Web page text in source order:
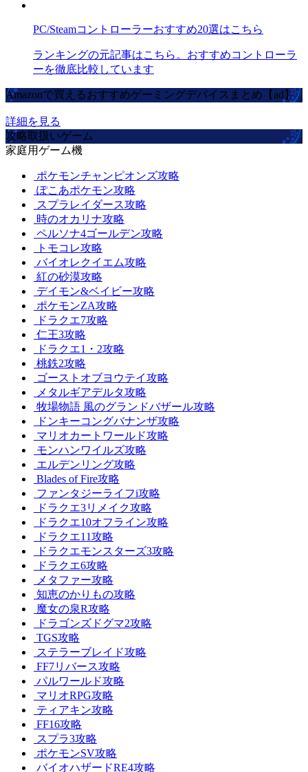
PC/Steamコントローラーおすすめ20選はこちら
ランキングの元記事はこちら。おすすめコントローラ
ーを徹底比較しています
Amazonで買えるおすすめゲーミングデバイスまとめ【ad】
詳細を見る
攻略取扱いゲーム
家庭用ゲーム機
ポケモンチャンピオンズ攻略
ぽこあポケモン攻略
スプラレイダース攻略
時のオカリナ攻略
ペルソナ4ゴールデン攻略
トモコレ攻略
バイオレクイエム攻略
紅の砂漠攻略
デイモン&ベイビー攻略
ポケモンZA攻略
ドラクエ7攻略
仁王3攻略
ドラクエ1・2攻略
桃鉄2攻略
ゴーストオブヨウテイ攻略
メタルギアデルタ攻略
牧場物語 風のグランドバザール攻略
ドンキーコングバナンザ攻略
マリオカートワールド攻略
モンハンワイルズ攻略
エルデンリング攻略
Blades of Fire攻略
ファンタジーライフi攻略
ドラクエ3リメイク攻略
ドラクエ10オフライン攻略
ドラクエ11攻略
ドラクエモンスターズ3攻略
ドラクエ6攻略
メタファー攻略
知恵のかりもの攻略
魔女の泉R攻略
ドラゴンズドグマ2攻略
TGS攻略
ステラーブレイド攻略
FF7リバース攻略
パルワールド攻略
マリオRPG攻略
ティアキン攻略
FF16攻略
スプラ3攻略
ポケモンSV攻略
バイオハザードRE4攻略